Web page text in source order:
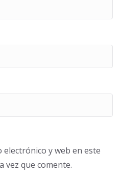
y web en este
vez que comente.